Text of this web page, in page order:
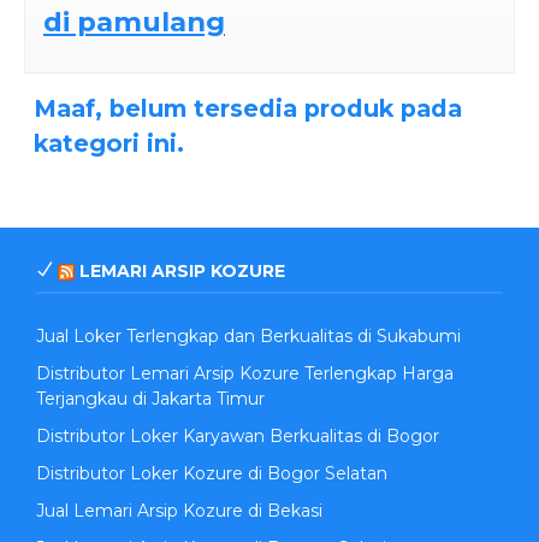
di pamulang
Maaf, belum tersedia produk pada
kategori ini.
LEMARI ARSIP KOZURE
Jual Loker Terlengkap dan Berkualitas di Sukabumi
Distributor Lemari Arsip Kozure Terlengkap Harga
Terjangkau di Jakarta Timur
Distributor Loker Karyawan Berkualitas di Bogor
Distributor Loker Kozure di Bogor Selatan
Jual Lemari Arsip Kozure di Bekasi